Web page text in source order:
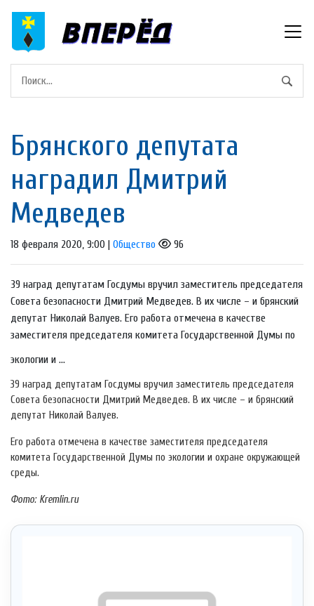
Брянского депутата
наградил Дмитрий
Медведев
18 февраля 2020, 9:00 | Общество 96
39 наград депутатам Госдумы вручил заместитель председателя
Совета безопасности Дмитрий Медведев. В их числе – и брянский
депутат Николай Валуев. Его работа отмечена в качестве
заместителя председателя комитета Государственной Думы по
экологии и ...
39 наград депутатам Госдумы вручил заместитель председателя
Совета безопасности Дмитрий Медведев. В их числе – и брянский
депутат Николай Валуев.
Его работа отмечена в качестве заместителя председателя
комитета Государственной Думы по экологии и охране окружающей
среды.
Фото: Kremlin.ru